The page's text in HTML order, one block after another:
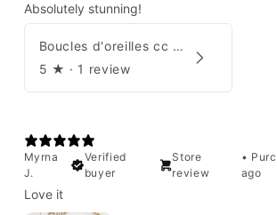
Absolutely stunning!
Boucles d'oreilles cc Chanel
5 ★ · 1 review
Myrna
J.
Verified
buyer
Store
review
•
ago
Love it